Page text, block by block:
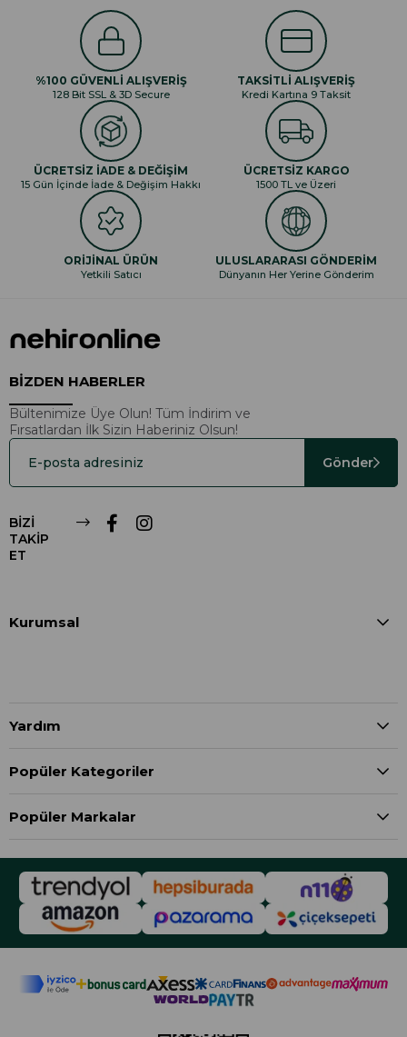
%100 GÜVENLİ ALIŞVERİŞ
128 Bit SSL & 3D Secure
TAKSİTLİ ALIŞVERİŞ
Kredi Kartına 9 Taksit
ÜCRETSİZ İADE & DEĞİŞİM
15 Gün İçinde İade & Değişim Hakkı
ÜCRETSİZ KARGO
1500 TL ve Üzeri
ORİJİNAL ÜRÜN
Yetkili Satıcı
ULUSLARARASI GÖNDERİM
Dünyanın Her Yerine Gönderim
BİZDEN HABERLER
Bültenimize Üye Olun! Tüm İndirim ve
Fırsatlardan İlk Sizin Haberiniz Olsun!
Gönder
BİZİ
TAKİP
ET
Kurumsal
Yardım
Popüler Kategoriler
Popüler Markalar